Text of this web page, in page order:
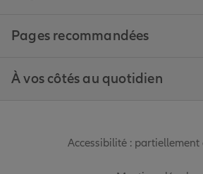
Pages recommandées
À vos côtés au quotidien
Accessibilité :